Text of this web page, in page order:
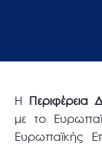
Η Περιφέρεια
με το
Ευρωπαϊκής